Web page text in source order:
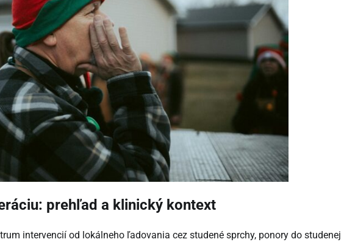
prehľad a klinický kontext
intervencií od lokálneho ľadovania cez studené sprchy, ponory do studenej